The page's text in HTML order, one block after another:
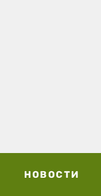
НОВОСТИ